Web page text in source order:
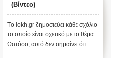
(Βίντεο)
Tο iokh.gr δημοσιεύει κάθε σχόλιο
το οποίο είναι σχετικό με το θέμα.
Ωστόσο, αυτό δεν σημαίνει ότι...